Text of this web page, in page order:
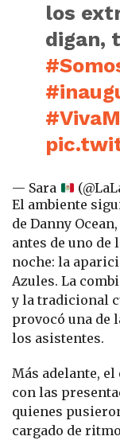
los
digan,
— Sara
El ambiente
de Danny
antes de uno de
noche: la
Azules. La
y la tradicional
provocó una de
los asistentes.
Más adelante,
con las
quienes
cargado de